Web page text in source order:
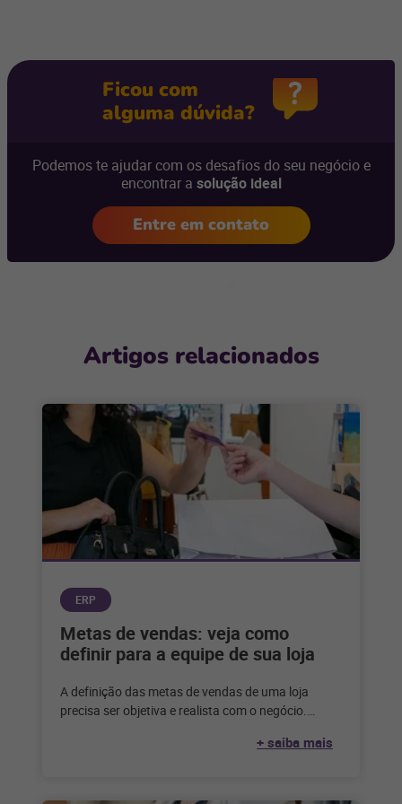
Ficou com
alguma dúvida?
Podemos te ajudar com os desafios do seu negócio e
encontrar a solução ideal
Entre em contato
Artigos relacionados
ERP
Metas de vendas: veja como
definir para a equipe de sua loja
A definição das metas de vendas de uma loja
precisa ser objetiva e realista com o negócio.
+ saiba mais